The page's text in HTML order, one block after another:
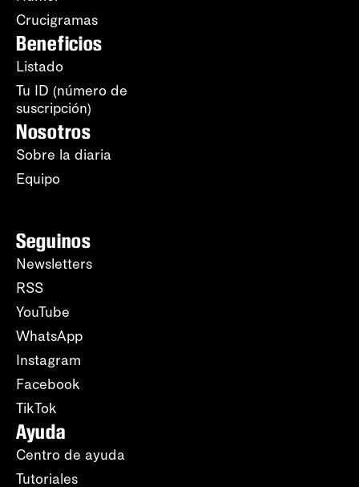
Crucigramas
Beneficios
Listado
Tu ID (número de
suscripción)
Nosotros
Sobre la diaria
Equipo
Seguinos
Newsletters
RSS
YouTube
WhatsApp
Instagram
Facebook
TikTok
Ayuda
Centro de ayuda
Tutoriales